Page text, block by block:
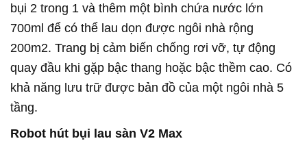
bụi 2 trong 1 và thêm một bình chứa nước lớn
700ml để có thể lau dọn được ngôi nhà rộng
200m2. Trang bị cảm biến chống rơi vỡ, tự động
quay đầu khi gặp bậc thang hoặc bậc thềm cao. Có
khả năng lưu trữ được bản đồ của một ngôi nhà 5
tầng.
Robot hút bụi lau sàn V2 Max